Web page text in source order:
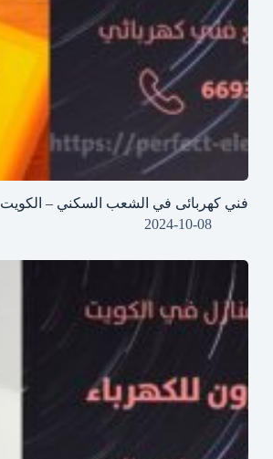
فني كهربائى في الشعب السكني – الكويت
2024-10-08